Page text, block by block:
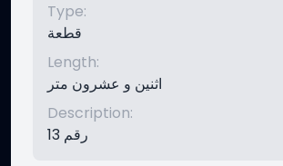
Type:
قطعة
Length:
اثنين و عشرون متر
Description:
رقم 13